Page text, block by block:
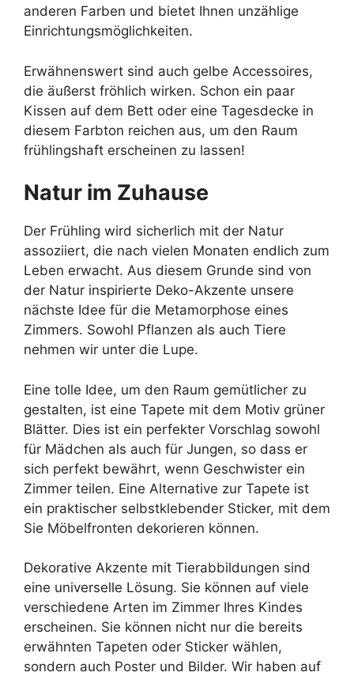
anderen Farben und bietet Ihnen unzählige
Einrichtungsmöglichkeiten.
Erwähnenswert sind auch gelbe Accessoires,
die äußerst fröhlich wirken. Schon ein paar
Kissen auf dem Bett oder eine Tagesdecke in
diesem Farbton reichen aus, um den Raum
frühlingshaft erscheinen zu lassen!
Natur im Zuhause
Der Frühling wird sicherlich mit der Natur
assoziiert, die nach vielen Monaten endlich zum
Leben erwacht. Aus diesem Grunde sind von
der Natur inspirierte Deko-Akzente unsere
nächste Idee für die Metamorphose eines
Zimmers. Sowohl Pflanzen als auch Tiere
nehmen wir unter die Lupe.
Eine tolle Idee, um den Raum gemütlicher zu
gestalten, ist eine Tapete mit dem Motiv grüner
Blätter. Dies ist ein perfekter Vorschlag sowohl
für Mädchen als auch für Jungen, so dass er
sich perfekt bewährt, wenn Geschwister ein
Zimmer teilen. Eine Alternative zur Tapete ist
ein praktischer selbstklebender Sticker, mit dem
Sie Möbelfronten dekorieren können.
Dekorative Akzente mit Tierabbildungen sind
eine universelle Lösung. Sie können auf viele
verschiedene Arten im Zimmer Ihres Kindes
erscheinen. Sie können nicht nur die bereits
erwähnten Tapeten oder Sticker wählen,
sondern auch Poster und Bilder. Wir haben auf